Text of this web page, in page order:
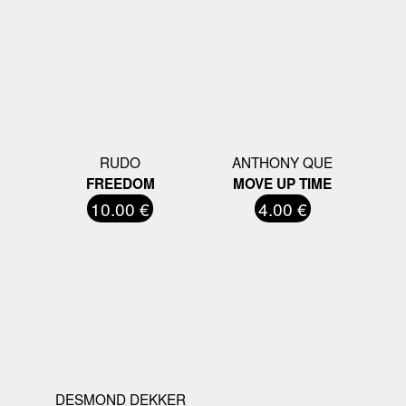
RUDO
FREEDOM
10.00 €
ANTHONY QUE
MOVE UP TIME
4.00 €
DESMOND DEKKER